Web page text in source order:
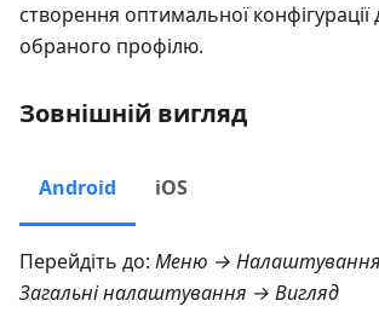
створення оптимальної
обраного профілю.
Зовнішній вигляд
Android iOS
Перейдіть до: Меню →
Загальні налаштування → Вигляд